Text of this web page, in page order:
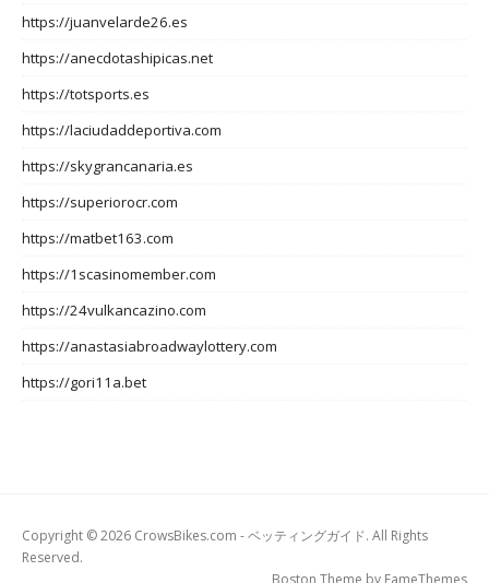
https://juanvelarde26.es
https://anecdotashipicas.net
https://totsports.es
https://laciudaddeportiva.com
https://skygrancanaria.es
https://superiorocr.com
https://matbet163.com
https://1scasinomember.com
https://24vulkancazino.com
https://anastasiabroadwaylottery.com
https://gori11a.bet
Copyright © 2026 CrowsBikes.com - ベッティングガイド. All Rights
Reserved.
Boston Theme by FameThemes